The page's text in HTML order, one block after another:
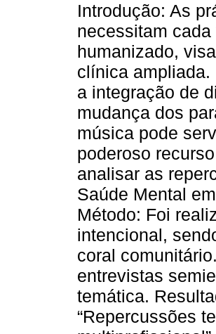
Introdução: As
necessitam
humanizado,
clínica ampliada.
a integração de
mudança dos
música pode
poderoso
analisar as
Saúde Mental
Método: Foi
intencional,
coral
entrevistas
temática.
“Repercussões